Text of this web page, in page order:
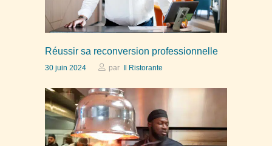
Réussir sa reconversion professionnelle
30 juin 2024 par Il Ristorante